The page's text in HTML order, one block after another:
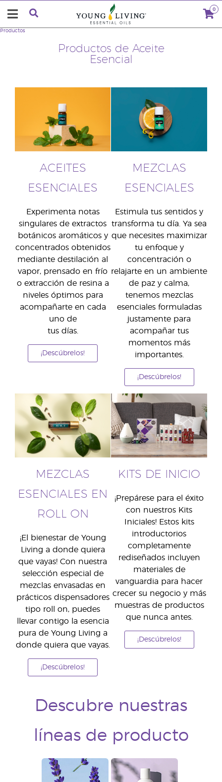
0
Productos de Aceite
Esencial
Productos
ACEITES
ESENCIALES
Experimenta notas
singulares de extractos
botánicos aromáticos y
concentrados obtenidos
mediante destilación al
vapor, prensado en frío
o extracción de resina a
niveles óptimos para
acompañarte en cada
uno de
tus días.
¡Descúbrelos!
MEZCLAS
ESENCIALES
Estimula tus sentidos y
transforma tu día. Ya sea
que necesites maximizar
tu enfoque y
concentración o
relajarte en un ambiente
de paz y calma,
tenemos mezclas
esenciales formuladas
justamente para
acompañar tus
momentos más
importantes.
¡Descúbrelos!
MEZCLAS
ESENCIALES EN
ROLL ON
¡El bienestar de Young
Living a donde quiera
que vayas! Con nuestra
selección especial de
mezclas envasadas en
prácticos dispensadores
tipo roll on, puedes
llevar contigo la esencia
pura de Young Living a
donde quiera que vayas.
¡Descúbrelos!
KITS DE INICIO
¡Prepárese para el éxito
con nuestros Kits
Iniciales! Estos kits
introductorios
completamente
rediseñados incluyen
materiales de
vanguardia para hacer
crecer su negocio y más
muestras de productos
que nunca antes.
¡Descúbrelos!
Descubre nuestras
líneas de producto